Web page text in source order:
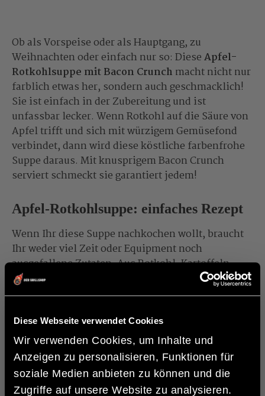
Diese Webseite verwendet Cookies
Wir verwenden Cookies, um Inhalte und
Anzeigen zu personalisieren, Funktionen für
soziale Medien anbieten zu können und die
Zugriffe auf unsere Website zu analysieren.
Ob als Vorspeise oder als Hauptgang, zu
Weihnachten oder einfach nur so: DieseApfel-
Rotkohlsuppe mit Bacon Crunch macht nicht nur
farblich etwas her, sondern auch geschmacklich!
Sie ist einfach in der Zubereitung und ist
unfassbar lecker. Wenn Rotkohl auf die Säure von
Apfel trifft und sich mit würzigem Gemüsefond
verbindet, dann wird diese köstliche farbenfrohe
Suppe daraus. Mit knusprigem Bacon Crunch
serviert schmeckt sie garantiert jedem!
Apfel-Rotkohlsuppe: einfaches Rezept
Wenn Ihr diese Suppe nachkochen wollt, braucht
Ihr weder viel Zeit oder Equipment noch
ausgefallene Zutaten. Aus Rotkohl, Kartoffeln,
einem Apfel, Schalotten, Bacon, Geflügelfond und
Crème fraîche zaubert Ihr im Nu diese knallige
Zutaten imDutch Ovenangebraten
mit Gemüsefond abgelöscht und püriert, mit
Gewürzen abgeschmeckt und Petersilie sowie
Bacon Crunch serviert. Das war’s schon! Integriert
die Apfel-Rotkohlsuppe mit Bacon Crunch in Euer